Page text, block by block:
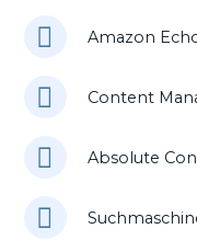
Amazon
Content
Absolute